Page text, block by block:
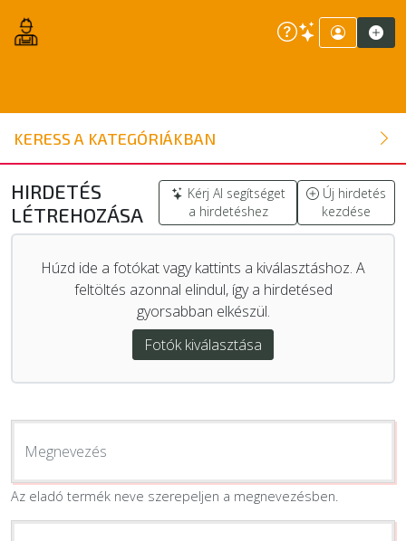
KERESS A KATEGÓRIÁKBAN
ÉPÍTŐANYAG
NYÍLÁSZÁRÓ
FAANYAG
BELSŐÉPÍTÉSZETI ÉPÍTŐANYAG
SZERSZÁM, ALKATRÉSZ
KERTI ÉPÍTŐANYAG
EGYÉB
SZOLGÁLTATÓK
HIRDETÉS
LÉTREHOZÁSA
Kérj AI segítséget
a hirdetéshez
Új hirdetés
kezdése
Húzd ide a fotókat vagy kattints a kiválasztáshoz. A
feltöltés azonnal elindul, így a hirdetésed
gyorsabban elkészül.
Fotók kiválasztása
Megnevezés
Az eladó termék neve szerepeljen a megnevezésben.